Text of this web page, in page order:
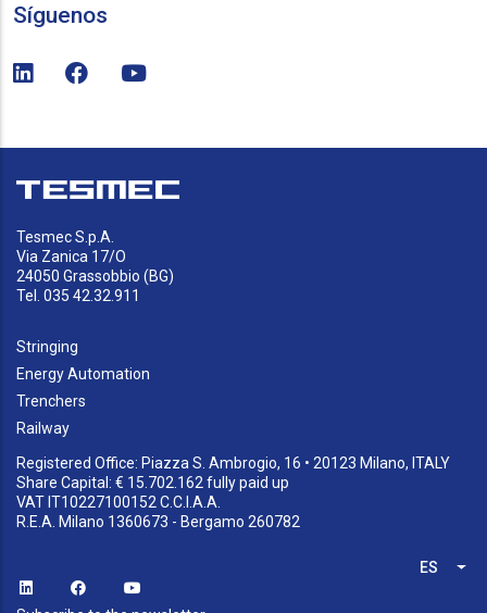
Síguenos
Tesmec S.p.A.
Via Zanica 17/O
24050 Grassobbio (BG)
Tel. 035 42.32.911
Stringing
Energy Automation
Trenchers
Railway
Registered Office: Piazza S. Ambrogio, 16 • 20123 Milano, ITALY
Share Capital: € 15.702.162 fully paid up
VAT IT10227100152 C.C.I.A.A.
R.E.A. Milano 1360673 - Bergamo 260782
ES